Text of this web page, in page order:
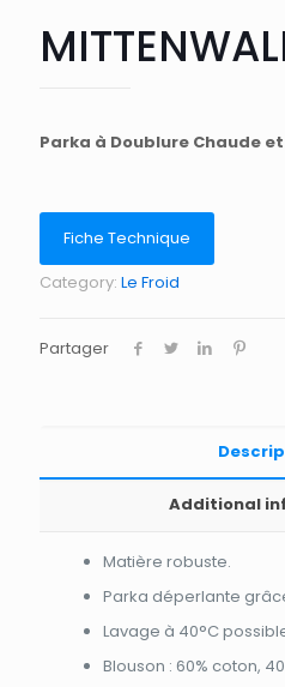
Parka à Doublure Chaude
Fiche Technique
Category: Le Froid
Partager
Additional
Matière robuste.
Parka déperlante
Lavage à 40°C
Blouson : 60% coton,